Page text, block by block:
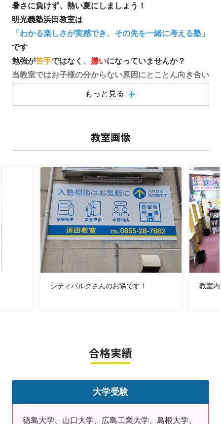
暑さに負けず、熱い夏にしましょう！
明光義塾浜田教室は
「わかる楽しさが実感でき、その先を一緒に考える塾」
です
勉強が苦手ではなく、 嫌いになっていませんか？
当教室ではお子様の分からない原因にとことん向き合い
で支援していきます。
是非、浜田教室で実感してください!!
教室の写真を こちら に掲載しております！
月・９月のお休み
8月：2、9、12～16、23、30、31日
9月：1、2、6、13、20、27日
浜田教室の強みとは！？
学校ワークの進め方、ノートの取り方、単語の覚え方、テスト
の受け方、時間配分などなど…。
お子様一人ひとりに合った勉強方法 を一緒に考え、探し、ご提
もっと見る
教室画像
シティパルクさんのお隣です！ 教室
合格実績
大学受験
徳島大学、山口大学、広島工業大学、島根大学、